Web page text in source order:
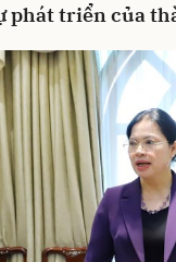
phát triển của